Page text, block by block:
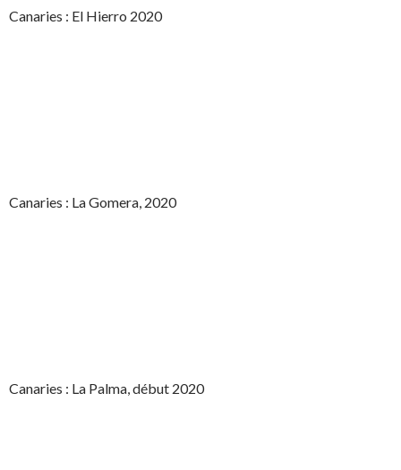
Canaries : El Hierro 2020
Canaries : La Gomera, 2020
Canaries : La Palma, début 2020